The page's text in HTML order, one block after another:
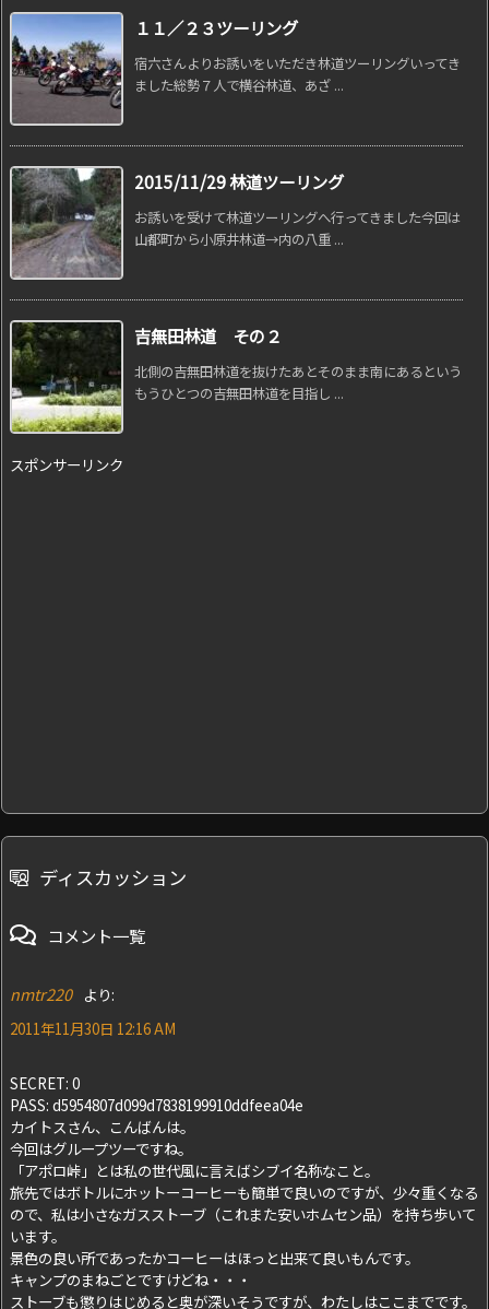
１１／２３ツーリング
宿六さんよりお誘いをいただき林道ツーリングいってき
ました総勢７人で横谷林道、あざ ...
2015/11/29 林道ツーリング
お誘いを受けて林道ツーリングへ行ってきました今回は
山都町から小原井林道→内の八重 ...
吉無田林道 その２
北側の吉無田林道を抜けたあとそのまま南にあるという
もうひとつの吉無田林道を目指し ...
スポンサーリンク
ディスカッション
コメント一覧
nmtr220 より:
2011年11月30日 12:16 AM
SECRET: 0
PASS: d5954807d099d7838199910ddfeea04e
カイトスさん、こんばんは。
今回はグループツーですね。
「アポロ峠」とは私の世代風に言えばシブイ名称なこと。
旅先ではボトルにホットーコーヒーも簡単で良いのですが、少々重くなる
ので、私は小さなガスストーブ（これまた安いホムセン品）を持ち歩いて
います。
景色の良い所であったかコーヒーはほっと出来て良いもんです。
キャンプのまねごとですけどね・・・
ストーブも懲りはじめると奥が深いそうですが、わたしはここまでです。